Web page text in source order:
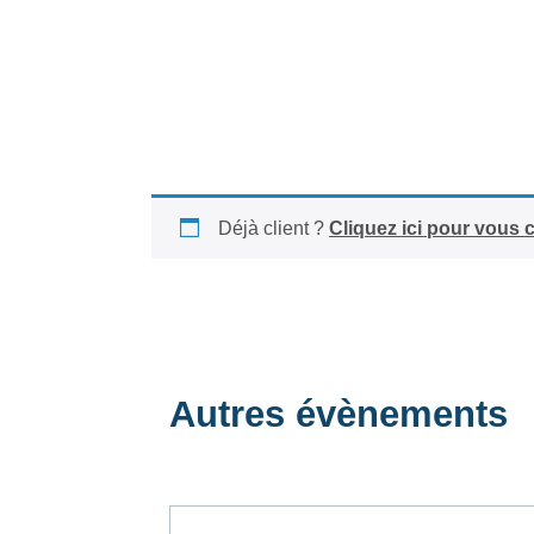
Déjà client ? Cliquez ici pour vous
Autres évènements